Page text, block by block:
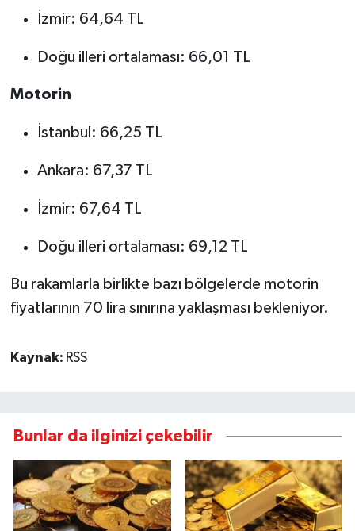
İzmir: 64,64 TL
Doğu illeri ortalaması: 66,01 TL
Motorin
İstanbul: 66,25 TL
Ankara: 67,37 TL
İzmir: 67,64 TL
Doğu illeri ortalaması: 69,12 TL
Bu rakamlarla birlikte bazı bölgelerde motorin
fiyatlarının 70 lira sınırına yaklaşması bekleniyor.
Kaynak: RSS
Bunlar da ilginizi çekebilir